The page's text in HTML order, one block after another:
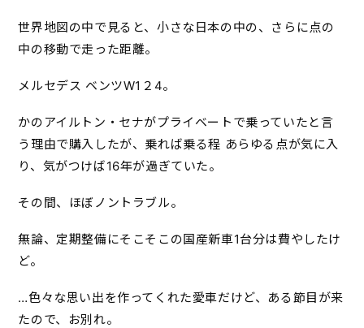
世界地図の中で見ると、小さな日本の中の、さらに点の
中の移動で走った距離。
メルセデス ベンツW1２4。
かのアイルトン・セナがプライベートで乗っていたと言
う理由で購入したが、乗れば乗る程 あらゆる点が気に入
り、気がつけば16年が過ぎていた。
その間、ほぼノントラブル。
無論、定期整備にそこそこの国産新車1台分は費やしたけ
ど。
…色々な思い出を作ってくれた愛車だけど、ある節目が来
たので、お別れ。